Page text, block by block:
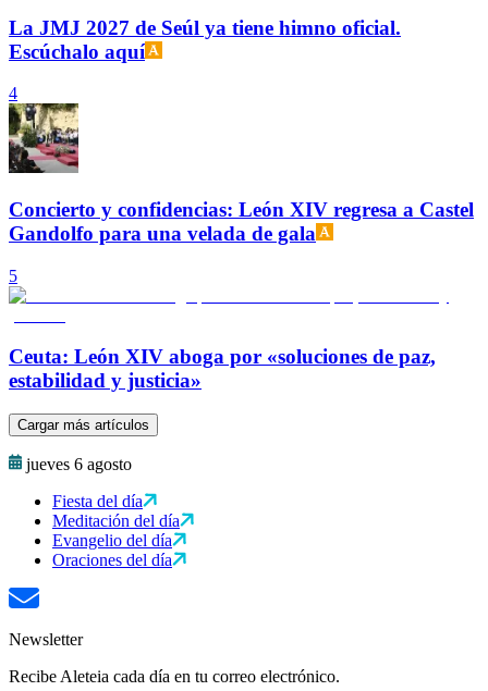
La JMJ 2027 de Seúl ya tiene himno oficial.
Escúchalo aquí
4
Concierto y confidencias: León XIV regresa a Castel
Gandolfo para una velada de gala
5
Ceuta: León XIV aboga por «soluciones de paz,
estabilidad y justicia»
Cargar más artículos
jueves 6 agosto
Fiesta del día
Meditación del día
Evangelio del día
Oraciones del día
Newsletter
Recibe Aleteia cada día en tu correo electrónico.